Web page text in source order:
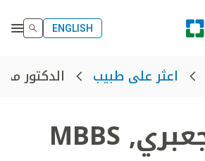
ENGLISH
اعثر على طبيب الدكتور
,
MBBS